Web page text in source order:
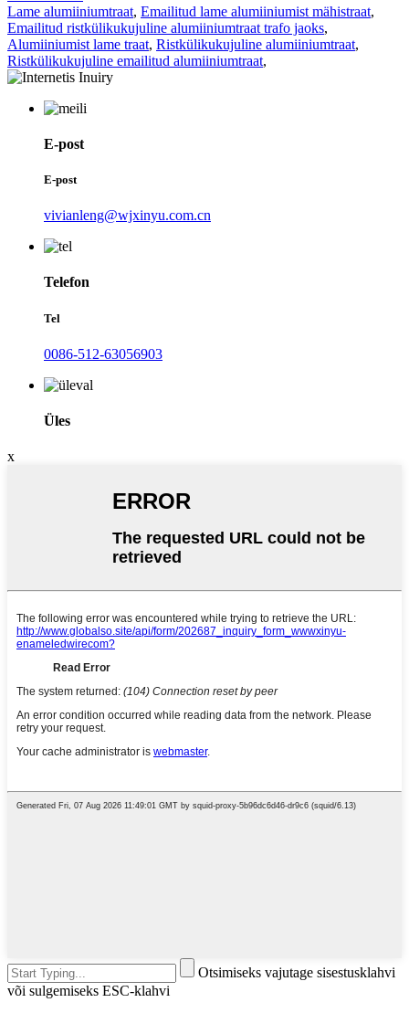
Lame alumiiniumtraat, Emailitud lame alumiiniumist mähistraat,
Emailitud ristkülikukujuline alumiiniumtraat trafo jaoks,
Alumiiniumist lame traat, Ristkülikukujuline alumiiniumtraat,
Ristkülikukujuline emailitud alumiiniumtraat,
E-post
E-post
vivianleng@wjxinyu.com.cn
Telefon
Tel
0086-512-63056903
Üles
x
Otsimiseks vajutage sisestusklahvi
või sulgemiseks ESC-klahvi